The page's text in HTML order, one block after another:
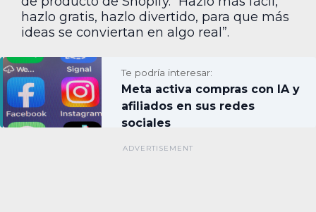
hazlo gratis, hazlo divertido, para que más
ideas se conviertan en algo real”.
Te podría interesar:
Meta activa compras con IA y
afiliados en sus redes
sociales